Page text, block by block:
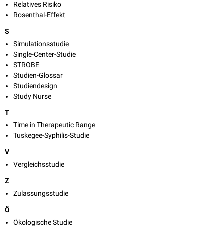
Relatives Risiko
Rosenthal-Effekt
S
Simulationsstudie
Single-Center-Studie
STROBE
Studien-Glossar
Studiendesign
Study Nurse
T
Time in Therapeutic Range
Tuskegee-Syphilis-Studie
V
Vergleichsstudie
Z
Zulassungsstudie
Ö
Ökologische Studie